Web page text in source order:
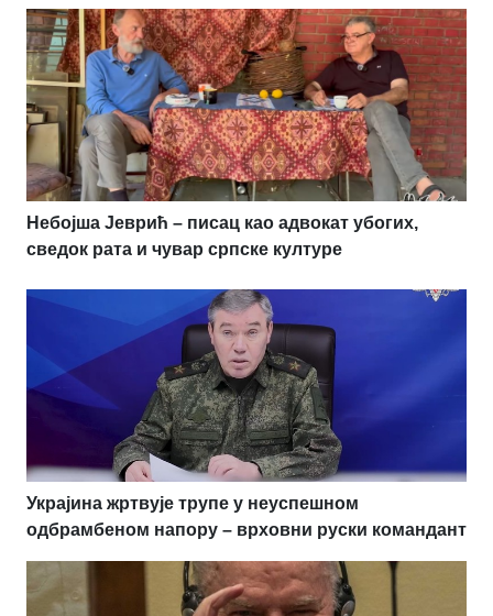
Небојша Јеврић – писац као адвокат убогих,
сведок рата и чувар српске културе
Украјина жртвује трупе у неуспешном
одбрамбеном напору – врховни руски командант